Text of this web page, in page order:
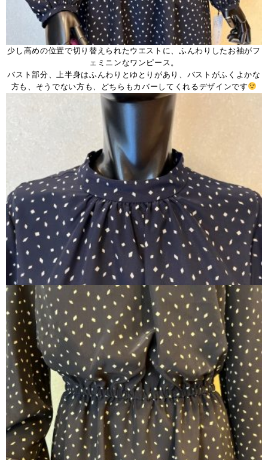
少し高めの位置で切り替えられたウエストに、ふんわりしたお袖がフ
ェミニンなワンピース。
バスト部分、上半身はふんわりとゆとりがあり、バストがふくよかな
方も、そうでない方も、どちらもカバーしてくれるデザインです